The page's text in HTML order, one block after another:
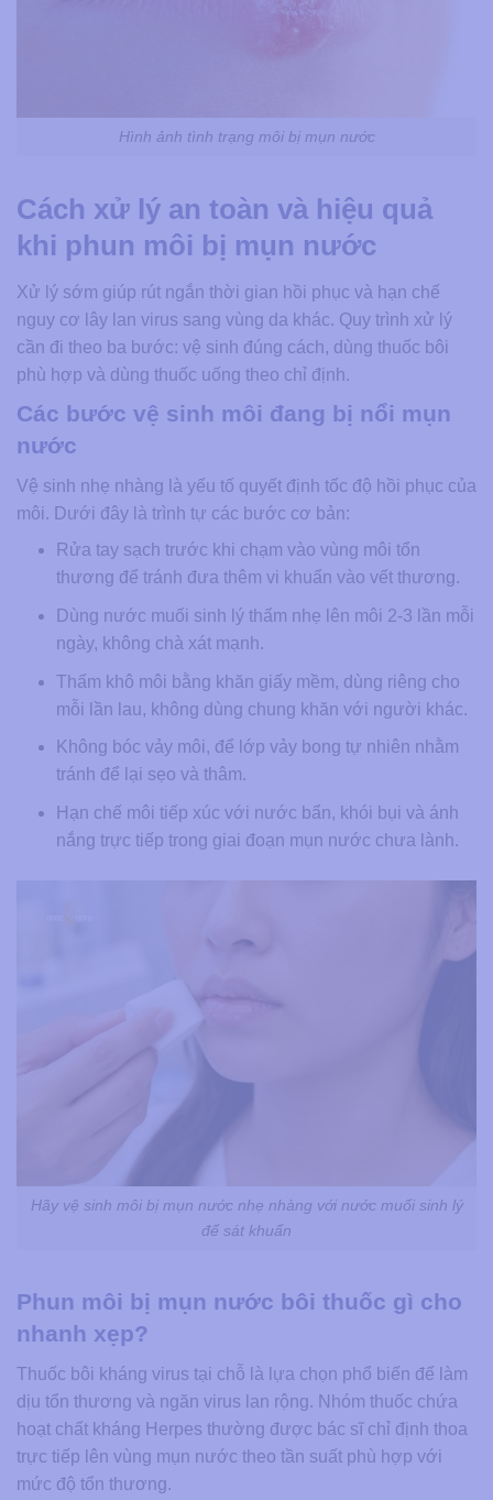
Hình ảnh tình trạng môi bị mụn nước
Cách xử lý an toàn và hiệu quả
khi phun môi bị mụn nước
Xử lý sớm giúp rút ngắn thời gian hồi phục và hạn chế
nguy cơ lây lan virus sang vùng da khác. Quy trình xử lý
cần đi theo ba bước: vệ sinh đúng cách, dùng thuốc bôi
phù hợp và dùng thuốc uống theo chỉ định.
Các bước vệ sinh môi đang bị nổi mụn
nước
Vệ sinh nhẹ nhàng là yếu tố quyết định tốc độ hồi phục của
môi. Dưới đây là trình tự các bước cơ bản:
Rửa tay sạch trước khi chạm vào vùng môi tổn
thương để tránh đưa thêm vi khuẩn vào vết thương.
Dùng nước muối sinh lý thấm nhẹ lên môi 2-3 lần mỗi
ngày, không chà xát mạnh.
Thấm khô môi bằng khăn giấy mềm, dùng riêng cho
mỗi lần lau, không dùng chung khăn với người khác.
Không bóc vảy môi, để lớp vảy bong tự nhiên nhằm
tránh để lại sẹo và thâm.
Hạn chế môi tiếp xúc với nước bẩn, khói bụi và ánh
nắng trực tiếp trong giai đoạn mụn nước chưa lành.
Hãy vệ sinh môi bị mụn nước nhẹ nhàng với nước muối sinh lý
để sát khuẩn
Phun môi bị mụn nước bôi thuốc gì cho
nhanh xẹp?
Thuốc bôi kháng virus tại chỗ là lựa chọn phổ biến để làm
dịu tổn thương và ngăn virus lan rộng. Nhóm thuốc chứa
hoạt chất kháng Herpes thường được bác sĩ chỉ định thoa
trực tiếp lên vùng mụn nước theo tần suất phù hợp với
mức độ tổn thương.